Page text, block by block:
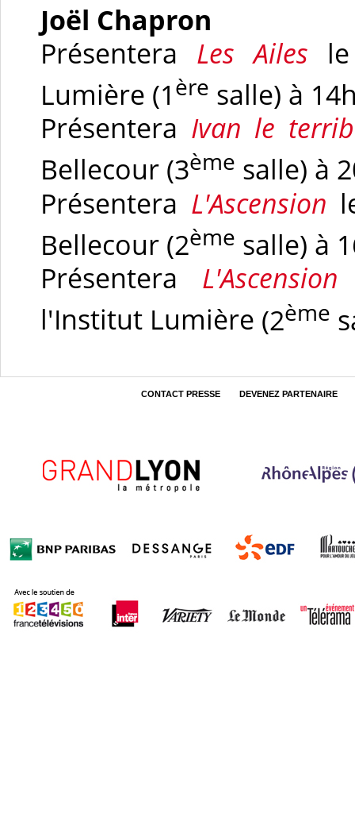
Joël Chapron
Présentera Les Ailes
Lumière (1 ère salle) à
Présentera Ivan le
Bellecour (3ème salle) à
Présentera L'Ascension
Bellecour (2ème salle) à
Présentera L'Ascension
l'Institut Lumière (2ème
CONTACT PRESSE DEVENEZ PARTENAIRE